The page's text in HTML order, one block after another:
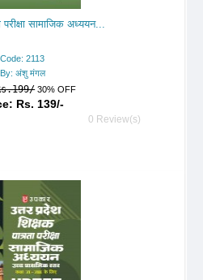
परीक्षा सामाजिक अध्ययन...
Code: 2113
By: अंशु मंगल
30% OFF
Rs. 139/-
0 Review(s)